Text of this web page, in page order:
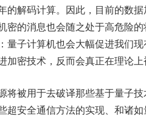
的解码计算。因此，目前的数
密的消息也会随之处于高危险
量子计算机也会大幅促进我们
密技术，反而会真正在理论上
将被用于去破译那些基于量子
超安全通信方法的实现、和诸